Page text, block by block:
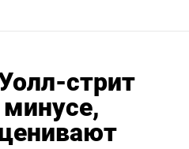
стрит